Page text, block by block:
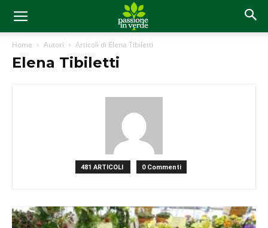
Home Autori Articoli di Elena Tibiletti
Elena Tibiletti
481 ARTICOLI 0 Commenti